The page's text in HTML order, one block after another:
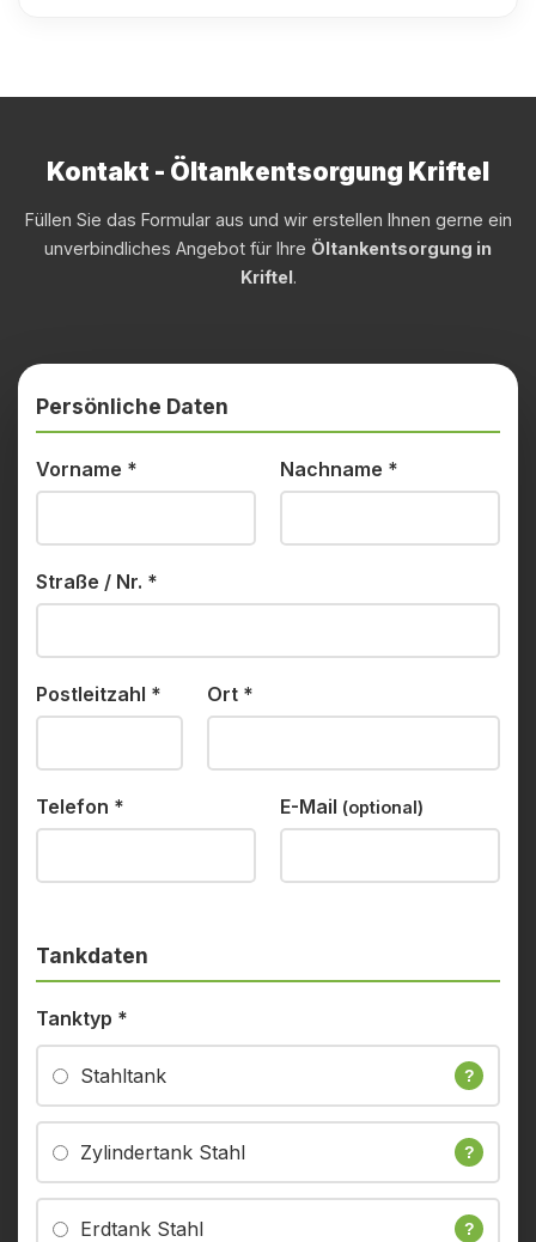
Kontakt - Öltankentsorgung Kriftel
Füllen Sie das Formular aus und wir erstellen Ihnen gerne ein
unverbindliches Angebot für Ihre Öltankentsorgung in
Kriftel.
Persönliche Daten
Vorname * Nachname *
Straße / Nr. *
Postleitzahl * Ort *
Telefon * E-Mail (optional)
Tankdaten
Tanktyp *
Stahltank ?
Zylindertank Stahl ?
Erdtank Stahl ?